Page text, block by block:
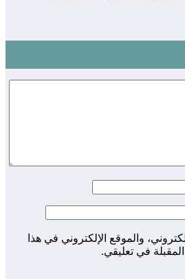
والموقع الإلكتروني في هذا
في تعليقي.